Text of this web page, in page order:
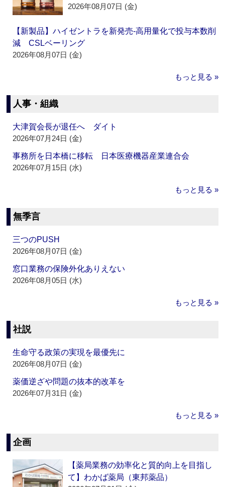
2026年08月07日 (金)
【新製品】ハイゼントラを新発売‐高用量化で投与本数削
減 CSLベーリング
2026年08月07日 (金)
もっと見る »
人事・組織
大津賀会長が退任へ ダイト
2026年07月24日 (金)
事務所を日本橋に移転 日本医療機器産業連合会
2026年07月15日 (水)
もっと見る »
無季言
三つのPUSH
2026年08月07日 (金)
窓口業務の保険外化ありえない
2026年08月05日 (水)
もっと見る »
社説
生命守る政策の実現を最優先に
2026年08月07日 (金)
薬価逆ざや問題の抜本的改革を
2026年07月31日 (金)
もっと見る »
企画
【薬局業務の効率化と質的向上を目指し
て】わかば薬局（東邦薬品）